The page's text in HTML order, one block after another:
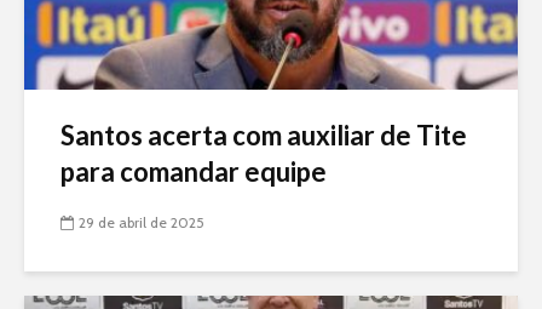
Santos acerta com auxiliar de Tite
para comandar equipe
29 de abril de 2025